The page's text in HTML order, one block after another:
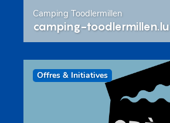
Camping Toodlermillen
camping-toodlermillen.lu
Offres & Initiatives